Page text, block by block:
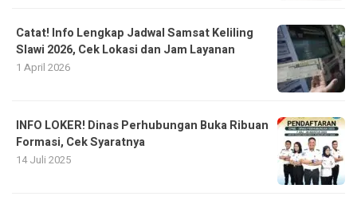
Catat! Info Lengkap Jadwal Samsat Keliling
Slawi 2026, Cek Lokasi dan Jam Layanan
1 April 2026
INFO LOKER! Dinas Perhubungan Buka Ribuan
Formasi, Cek Syaratnya
14 Juli 2025